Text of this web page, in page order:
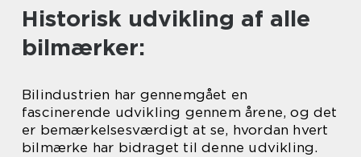
Historisk udvikling af alle
bilmærker:
Bilindustrien har gennemgået en
fascinerende udvikling gennem årene, og det
er bemærkelsesværdigt at se, hvordan hvert
bilmærke har bidraget til denne udvikling.